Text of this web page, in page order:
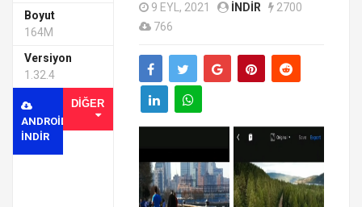
Boyut
164M
Versiyon
1.32.4
ANDROID
INDIR
DIĞER
9 EYL, 2021 INDIR
2700
766